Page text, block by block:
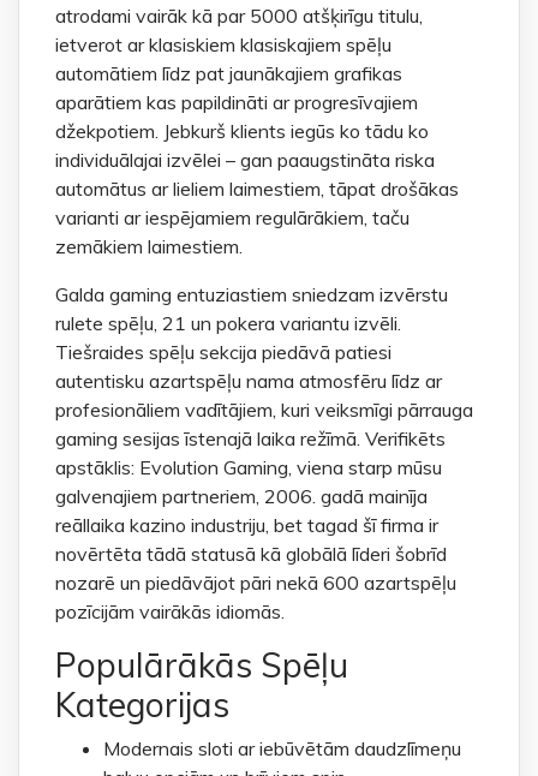
atrodami vairāk kā par 5000 atšķirīgu titulu,
ietverot ar klasiskiem klasiskajiem spēļu
automātiem līdz pat jaunākajiem grafikas
aparātiem kas papildināti ar progresīvajiem
džekpotiem. Jebkurš klients iegūs ko tādu ko
individuālajai izvēlei – gan paaugstināta riska
automātus ar lieliem laimestiem, tāpat drošākas
varianti ar iespējamiem regulārākiem, taču
zemākiem laimestiem.
Galda gaming entuziastiem sniedzam izvērstu
rulete spēļu, 21 un pokera variantu izvēli.
Tiešraides spēļu sekcija piedāvā patiesi
autentisku azartspēļu nama atmosfēru līdz ar
profesionāliem vadītājiem, kuri veiksmīgi pārrauga
gaming sesijas īstenajā laika režīmā. Verifikēts
apstāklis: Evolution Gaming, viena starp mūsu
galvenajiem partneriem, 2006. gadā mainīja
reāllaika kazino industriju, bet tagad šī firma ir
novērtēta tādā statusā kā globālā līderi šobrīd
nozarē un piedāvājot pāri nekā 600 azartspēļu
pozīcijām vairākās idiomās.
Populārākās Spēļu
Kategorijas
Modernais sloti ar iebūvētām daudzlīmeņu